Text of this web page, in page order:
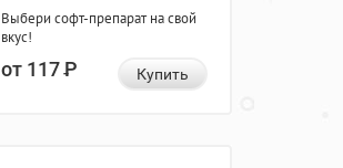
Выбери софт-препарат на свой
вкус!
от 117Р Купить